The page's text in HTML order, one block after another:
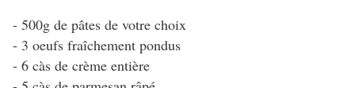
- 500g de pâtes de votre choix
- 3 oeufs fraîchement pondus
- 6 càs de crème entière